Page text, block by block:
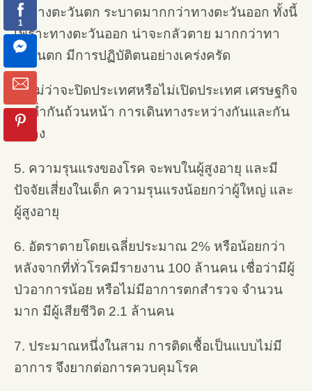
3. ทางตะวันตก ระบาดมากกว่าทางตะวันออก ทั้งนี้
เพราะทางตะวันออก น่าจะกลัวตาย มากกว่าทา
ตะวันตก มีการปฏิบัติตนอย่างเคร่งครัด
4. ไม่ว่าจะปิดประเทศหรือไม่เปิดประเทศ เศรษฐกิจ
ตกต่ำกันถ้วนหน้า การเดินทางระหว่างกันและกัน
ลดลง
5. ความรุนแรงของโรค จะพบในผู้สูงอายุ และมี
ปัจจัยเสี่ยงในเด็ก ความรุนแรงน้อยกว่าผู้ใหญ่ และ
ผู้สูงอายุ
6. อัตราตายโดยเฉลี่ยประมาณ 2% หรือน้อยกว่า
หลังจากที่ทั่วโรคมีรายงาน 100 ล้านคน เชื่อว่ามีผู้
ป่วอาการน้อย หรือไม่มีอาการตกสำรวจ จำนวน
มาก มีผู้เสียชีวิต 2.1 ล้านคน
7. ประมาณหนึ่งในสาม การติดเชื้อเป็นแบบไม่มี
อาการ จึงยากต่อการควบคุมโรค